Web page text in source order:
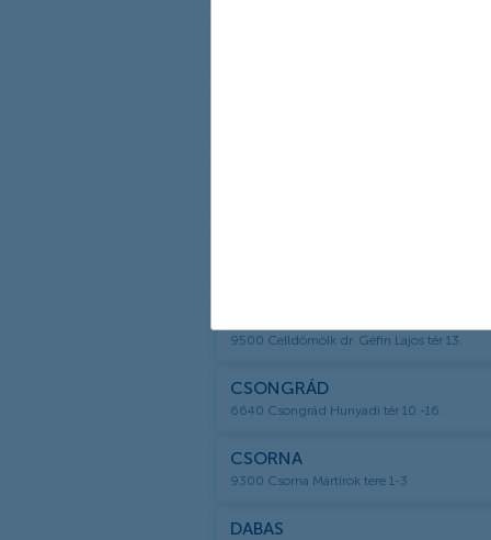
9500 Celldömölk dr. Géfin Lajos tér 13.
CSONGRÁD
6640 Csongrád Hunyadi tér 10.-16.
CSORNA
9300 Csorna Mártírok tere 1-3
DABAS